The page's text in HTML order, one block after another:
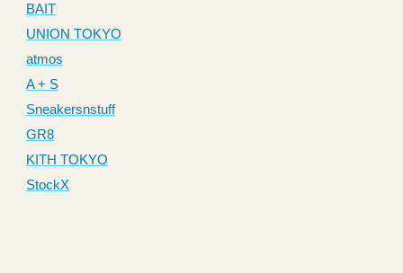
BAIT
UNION TOKYO
atmos
A + S
Sneakersnstuff
GR8
KITH TOKYO
StockX